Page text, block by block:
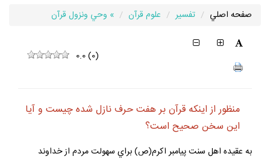
صفحه اصلي تفسير علوم قرآن » وحي ونزول قرآن
0.0(0)
منظور از اينكه قرآن بر هفت حرف نازل شده چيست و آيا
اين سخن صحيح است؟
به عقيده اهل سنت پيامبر اكرم(ص) براي سهولت مردم از خداوند